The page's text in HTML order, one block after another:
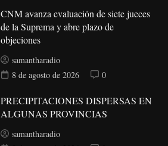
CNM avanza evaluación de siete jueces
de la Suprema y abre plazo de
objeciones
samantharadio
8 de agosto de 2026
0
PRECIPITACIONES DISPERSAS EN
ALGUNAS PROVINCIAS
samantharadio